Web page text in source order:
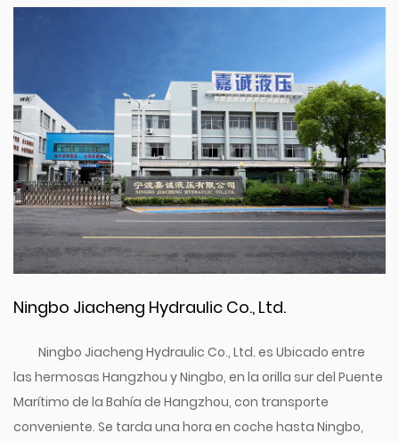
Ningbo Jiacheng Hydraulic Co., Ltd.
Ningbo Jiacheng Hydraulic Co., Ltd. es Ubicado entre
las hermosas Hangzhou y Ningbo, en la orilla sur del Puente
Marítimo de la Bahía de Hangzhou, con transporte
conveniente. Se tarda una hora en coche hasta Ningbo,